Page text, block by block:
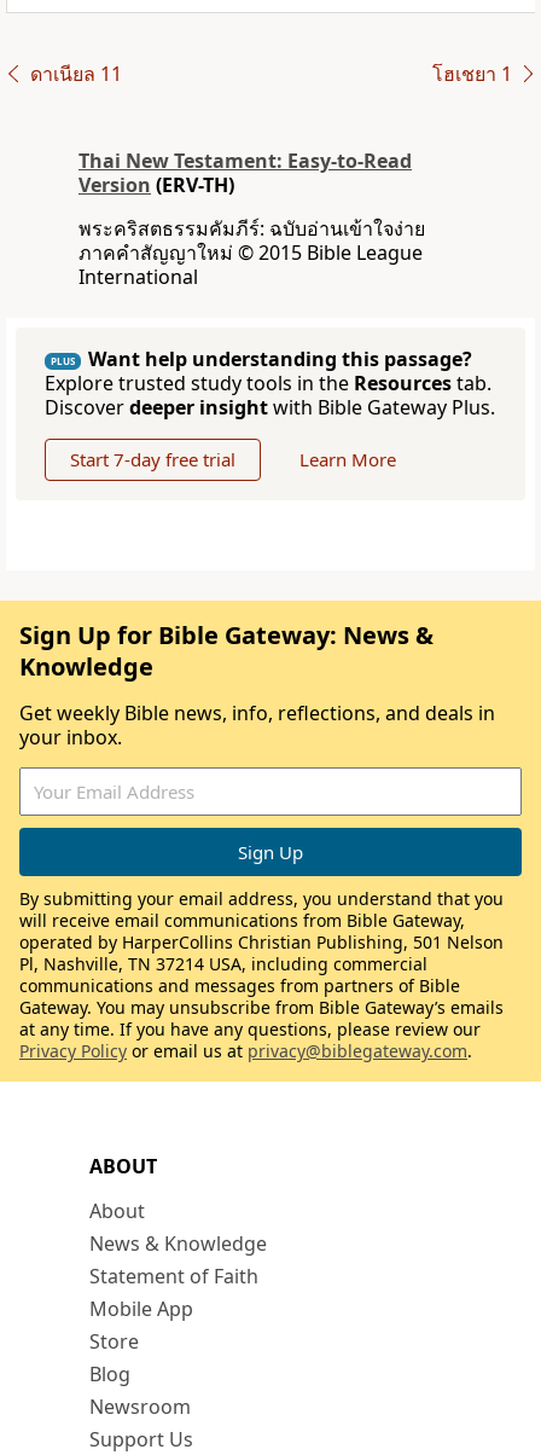
ดาเนียล 11 โฮเชยา 1
Thai New Testament: Easy-to-Read
Version (ERV-TH)
พระคริสตธรรมคัมภีร์: ฉบับอ่านเข้าใจง่าย
ภาคคำสัญญาใหม่ © 2015 Bible League
International
PLUS
Want help understanding this passage?
Explore trusted study tools in the Resourcestab.
Discoverdeeper insightwith Bible Gateway Plus.
Start 7-day free trial Learn More
ABOUT
About
News & Knowledge
Statement of Faith
Mobile App
Store
Blog
Newsroom
Support Us
Sign Up for Bible Gateway: News &
Knowledge
Get weekly Bible news, info, reflections, and deals in
your inbox.
By submitting your email address, you understand that you
will receive email communications from Bible Gateway,
operated by HarperCollins Christian Publishing, 501 Nelson
Pl, Nashville, TN 37214 USA, including commercial
communications and messages from partners of Bible
Gateway. You may unsubscribe from Bible Gateway’s emails
at any time. If you have any questions, please review our
Privacy Policy or email us at privacy@biblegateway.com.